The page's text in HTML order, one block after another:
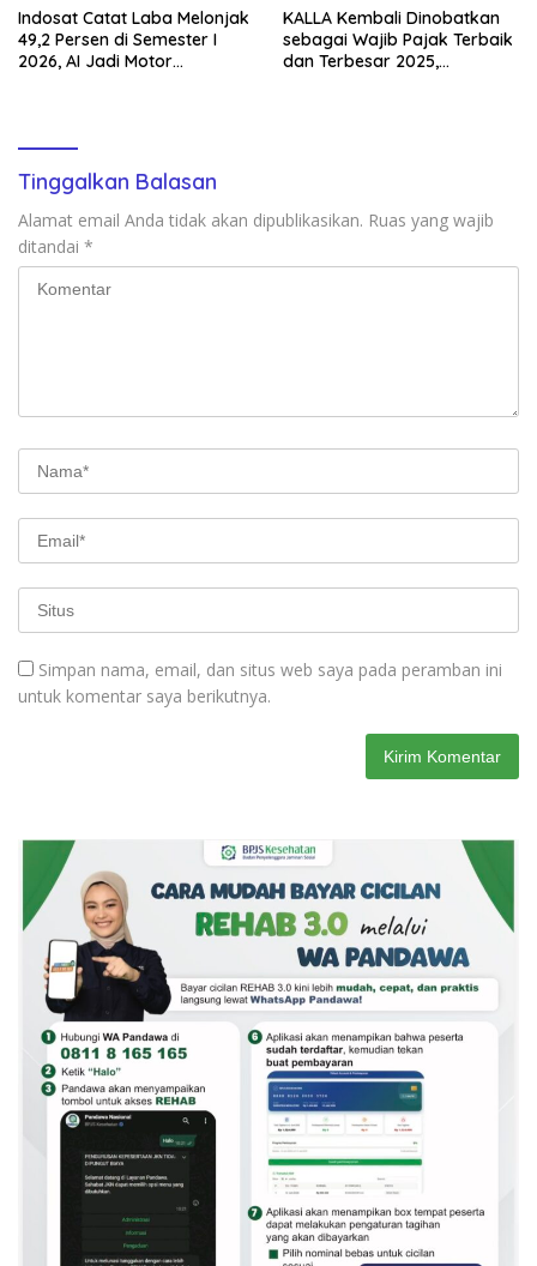
Indosat Catat Laba Melonjak
49,2 Persen di Semester I
2026, AI Jadi Motor
KALLA Kembali Dinobatkan
sebagai Wajib Pajak Terbaik
dan Terbesar 2025,
Tinggalkan Balasan
Alamat email Anda tidak akan dipublikasikan. Ruas yang wajib
ditandai *
Simpan nama, email, dan situs web saya pada peramban ini
untuk komentar saya berikutnya.